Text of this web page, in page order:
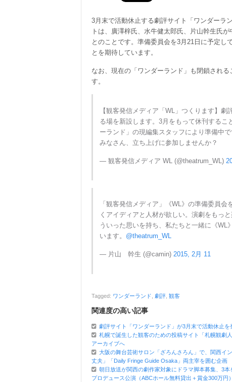
3月末で活動休止する劇評サイト「ワンダーラ
トは、廣澤梓氏、水牛健太郎氏、片山幹生氏
とのことです。準備委員会を3月21日に予定し
とを期待しています。
なお、現在の「ワンダーランド」も閉鎖され
す。
【観客発信メディア「WL」つくります】
る場を新設します。3月をもって休刊する
ーランド」の現編集スタッフにより準備中
みなさん、立ち上げに参加しませんか？
— 観客発信メディア WL (@theatrum_WL)
「観客発信メディア」《WL》の準備委員
くアイディアと人材が欲しい。演劇をもっ
ういった思いを持ち、私たちと一緒に《
います。 @theatrum_WL
— 片山 幹生 (@camin)2015, 2月 11
Tagged: ワンダーランド 劇評 観客
関連度の高い記事
劇評サイト「ワンダーランド」が3月末で活動休止
札幌で誕生した観客のための投稿サイト「札幌観劇
アーカイブへ
大阪の舞台芸術サロン「ざろんさろん」で、関西イ
丈夫」「Daily Fringe Guide Osaka」両主宰を囲む企画
朝日放送が関西の劇作家対象にドラマ脚本募集、3
プロデュース公演（ABCホール無料貸出＋賞金300万円）